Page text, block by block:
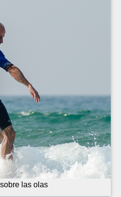
las olas